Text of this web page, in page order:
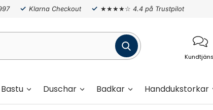
Klarna Checkout ★★★★☆ 4.4 på Trustpilot
Bastu Duschar Badkar Handdukstorkar